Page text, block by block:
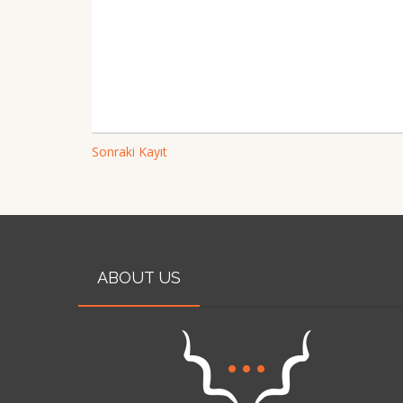
Sonraki Kayıt
ABOUT US